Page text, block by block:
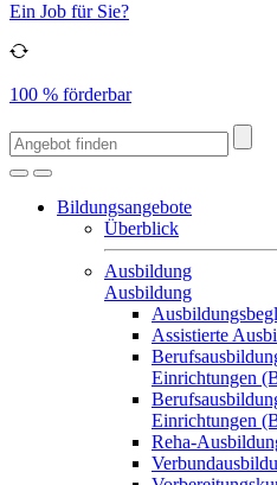
Ein Job für Sie?
100 % förderbar
Bildungsangebote
Überblick
Ausbildung
Ausbildung
Assistierte
Einrichtungen
Einrichtungen
Reha-